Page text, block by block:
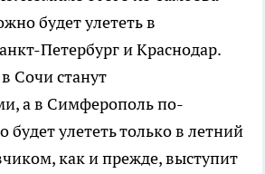
будет улететь в
Петербург и Краснодар.
Сочи станут
а в Симферополь по-
улететь только в летний
как и прежде, выступит